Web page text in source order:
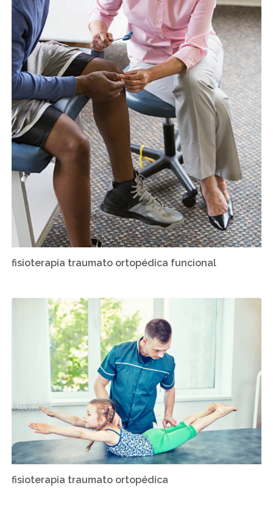
fisioterapia traumato ortopédica funcional
fisioterapia traumato ortopédica